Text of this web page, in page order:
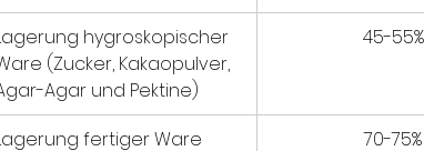
hygroskopischer
(Zucker, Kakaopulver,
Agar und Pektine)
45-55%
fertiger Ware 70-75%